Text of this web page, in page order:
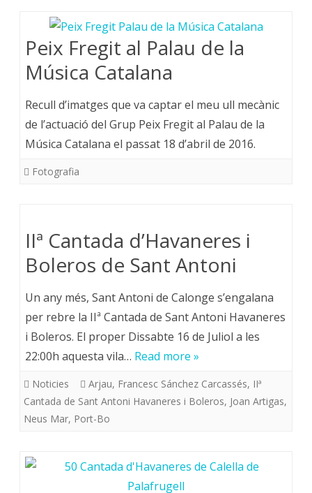
Peix Fregit al Palau de la
Música Catalana
Recull d’imatges que va captar el meu ull mecànic
de l’actuació del Grup Peix Fregit al Palau de la
Música Catalana el passat 18 d’abril de 2016.
Fotografia
IIª Cantada d’Havaneres i
Boleros de Sant Antoni
Un any més, Sant Antoni de Calonge s’engalana
per rebre la IIª Cantada de Sant Antoni Havaneres
i Boleros. El proper Dissabte 16 de Juliol a les
22:00h aquesta vila… Read more »
Noticies Arjau, Francesc Sánchez Carcassés, IIª
Cantada de Sant Antoni Havaneres i Boleros, Joan Artigas,
Neus Mar, Port-Bo